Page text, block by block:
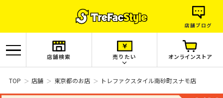
店舗ブログ
店舗検索 売りたい オンラインストア
TOP 店舗 東京都のお店 トレファクスタイル南砂町スナモ店